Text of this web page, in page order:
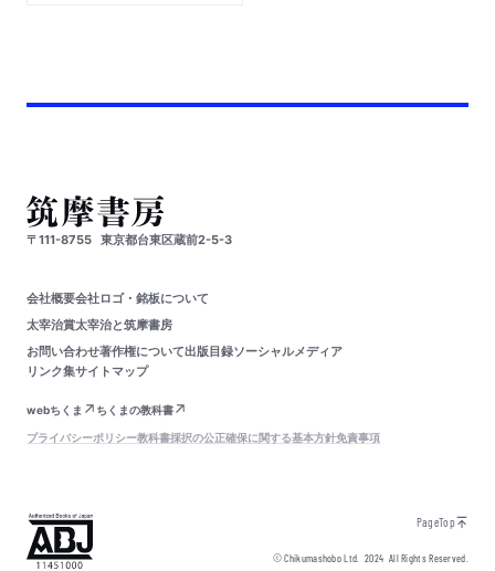
〒111-8755 東京都台東区蔵前2-5-3
会社概要会社ロゴ・銘板について
太宰治賞太宰治と筑摩書房
お問い合わせ著作権について出版目録ソーシャルメディア
リンク集サイトマップ
webちくま
ちくまの教科書
プライバシーポリシー教科書採択の公正確保に関する基本方針免責事項
PageTop
© Chikumashobo Ltd.2024 All Rights Reserved.